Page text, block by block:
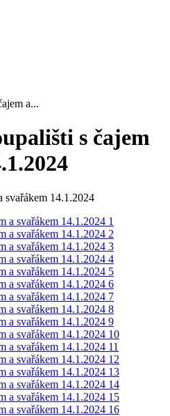
a...
s čajem
svařákem 14.1.2024